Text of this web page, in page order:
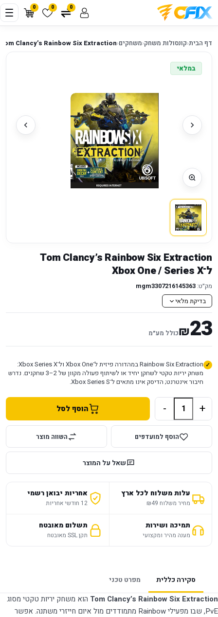
0 0 0
דף הבית‹קונסולות משחק‹משחקים‹Tom Clancy’s Rainbow Six Extraction ל־Xbox One / Series X
במלאי
Tom Clancy’s Rainbow Six Extraction
ל־Xbox One / Series X
מק״ט: mgm3307216145363
בדיקת מלאי
23
₪כולל מע״מ
Rainbow Six Extraction במהדורה פיזית ל־Xbox One ול־Xbox Series X:
משחק יריות טקטי לשחקן יחיד או לשיתוף פעולה מקוון של 2–3 שחקנים. נדרש
חיבור אינטרנט; הדיסק אינו מתאים ל־Xbox Series S.
+
- הוסף לסל
הוסף למועדפים השווה מוצר
שאל על המוצר
עלות משלוח לכל ארץ
מחיר משלוח ₪49
אחריות יבואן רשמי
12 חודשי אחריות
תמיכה ושירות
מענה מהיר ומקצועי
תשלום מאובטח
תקן SSL מאובטח
סקירה כללית מפרט טכני
Tom Clancy’s Rainbow Six Extraction הוא משחק יריות טקטי מסוג
PvE, שבו מפעילי Rainbow מתמודדים מול איום חייזרי משתנה. אפשר